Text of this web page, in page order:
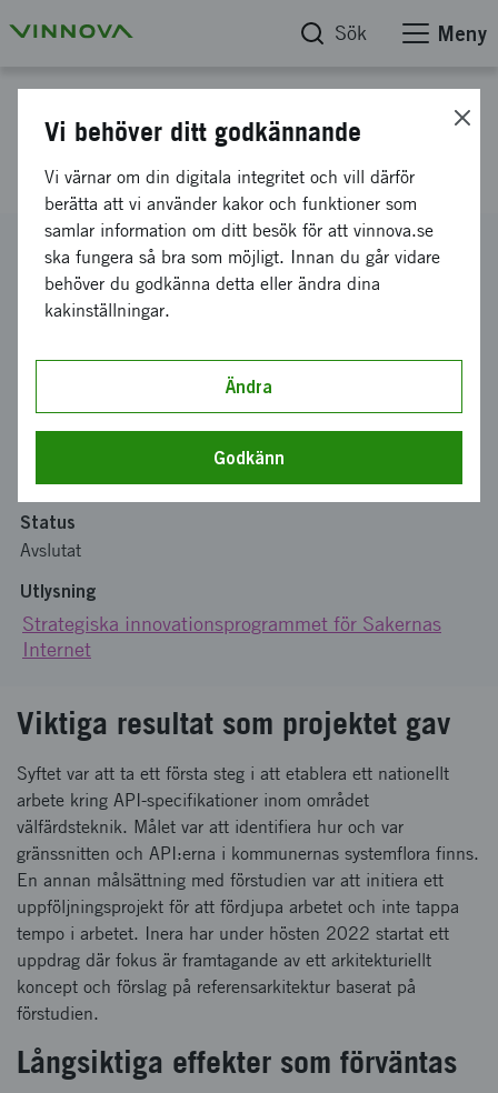
Sök Meny
Data som strategisk resurs
Diarienummer
2021-04643
Koordinator
1 195 000 kronor
november 2021-augusti 2022
Status
Avslutat
Utlysning
Strategiska innovationsprogrammet för Sakernas
Internet
Viktiga resultat som projektet gav
Syftet var att ta ett första steg i att etablera ett nationellt
arbete kring API-specifikationer inom området
välfärdsteknik. Målet var att identifiera hur och var
gränssnitten och API:erna i kommunernas systemflora finns.
En annan målsättning med förstudien var att initiera ett
uppföljningsprojekt för att fördjupa arbetet och inte tappa
tempo i arbetet. Inera har under hösten 2022 startat ett
uppdrag där fokus är framtagande av ett arkitekturiellt
koncept och förslag på referensarkitektur baserat på
förstudien.
Långsiktiga effekter som förväntas
Vi behöver ditt godkännande
Vi värnar om din digitala integritet och vill därför
berätta att vi använder kakor och funktioner som
samlar information om ditt besök för att vinnova.se
ska fungera så bra som möjligt. Innan du går vidare
behöver du godkänna detta eller ändra dina
kakinställningar.
Ändra
Godkänn